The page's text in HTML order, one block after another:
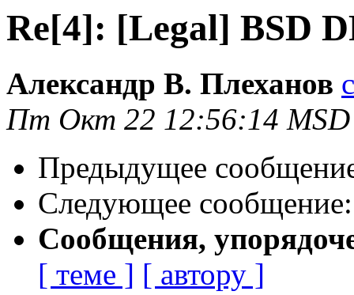
Re[4]: [Legal] BSD
Александр В. Плеханов
Пт Окт 22 12:56:14 MSD
Предыдущее
Следующее
Сообщения,
[ теме ] [ автору ]